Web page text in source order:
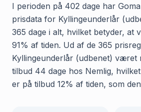
I perioden på 402 dage har
prisdata for Kyllingeunderlår
365 dage i alt, hvilket betyder, at
91% af tiden. Ud af de 365
Kyllingeunderlår (udbenet) været
tilbud 44 dage hos Nemlig,
er på tilbud 12% af tiden, som